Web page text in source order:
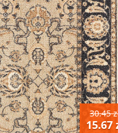
30.45
15.67